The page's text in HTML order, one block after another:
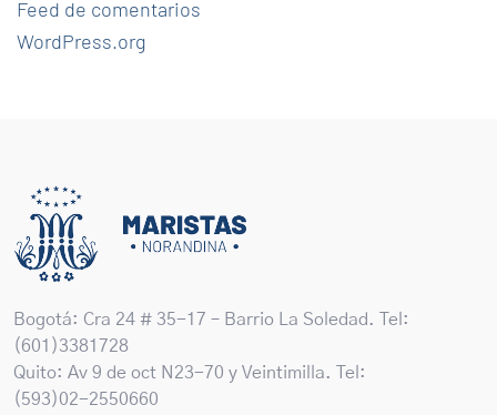
Feed de comentarios
WordPress.org
Bogotá: Cra 24 # 35-17 – Barrio La Soledad. Tel:
(601)3381728
Quito: Av 9 de oct N23-70 y Veintimilla. Tel:
(593)02-2550660